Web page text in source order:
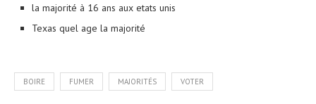
la majorité à 16 ans aux etats unis
Texas quel age la majorité
BOIRE FUMER MAJORITÉS VOTER